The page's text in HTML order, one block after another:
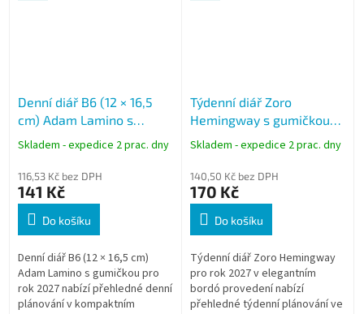
Denní diář B6 (12 × 16,5
cm) Adam Lamino s
gumičkou, motiv Ptáčci
2027 BDA9-6-27
Skladem - expedice 2 prac. dny
116,53 Kč bez DPH
141 Kč
Do košíku
Denní diář B6 (12 × 16,5 cm)
Adam Lamino s gumičkou pro
rok 2027 nabízí přehledné denní
plánování v kompaktním
Týdenní diář Zoro
Hemingway s gumičkou
2027 bordó A5 krémový
papír BTZK5-3-27
Skladem - expedice 2 prac. dny
140,50 Kč bez DPH
170 Kč
Do košíku
Týdenní diář Zoro Hemingway
pro rok 2027 v elegantním
bordó provedení nabízí
přehledné týdenní plánování ve